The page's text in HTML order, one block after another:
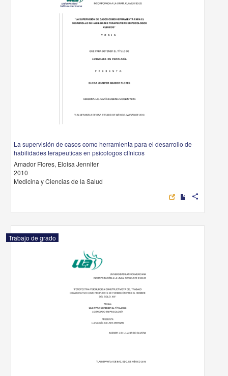
La supervisión de casos como herramienta para el desarrollo de
habilidades terapeuticas en psicologos clínicos
Amador Flores, Eloisa Jennifer
2010
Medicina y Ciencias de la Salud
share
Trabajo de grado